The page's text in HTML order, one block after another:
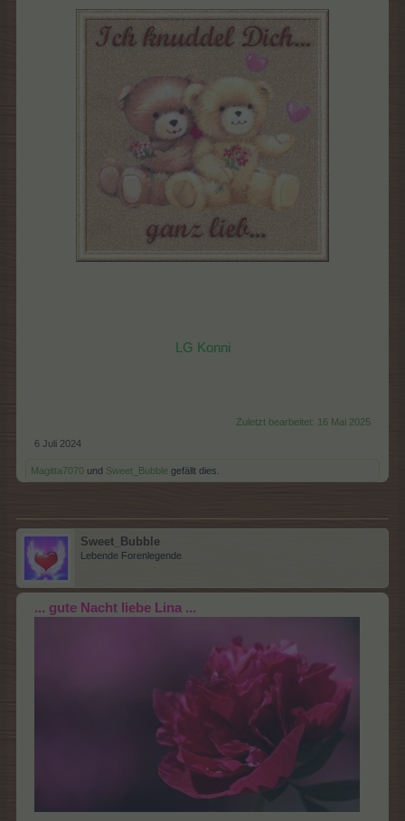
LG Konni
Zuletzt bearbeitet: 16 Mai 2025
6 Juli 2024
Magitta7070 und Sweet_Bubble gefällt dies.
Sweet_Bubble
Lebende Forenlegende
... gute Nacht liebe Lina ...